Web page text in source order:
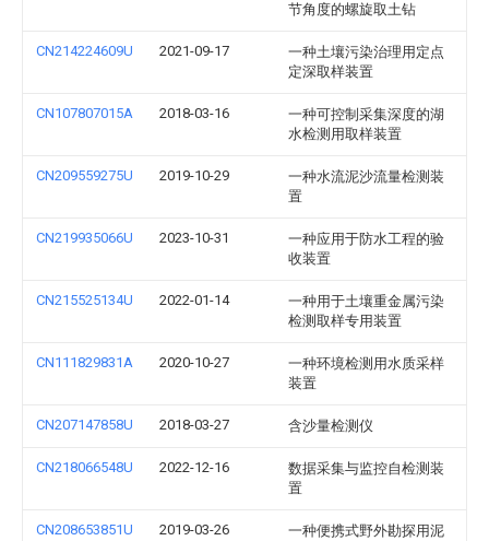
节角度的螺旋取土钻
CN214224609U 2021-09-17
一种土壤污染治理用定点
定深取样装置
CN107807015A 2018-03-16
一种可控制采集深度的湖
水检测用取样装置
CN209559275U 2019-10-29
一种水流泥沙流量检测装
置
CN219935066U 2023-10-31
一种应用于防水工程的验
收装置
CN215525134U 2022-01-14
一种用于土壤重金属污染
检测取样专用装置
CN111829831A 2020-10-27
一种环境检测用水质采样
装置
CN207147858U 2018-03-27 含沙量检测仪
CN218066548U 2022-12-16
数据采集与监控自检测装
置
CN208653851U 2019-03-26
一种便携式野外勘探用泥